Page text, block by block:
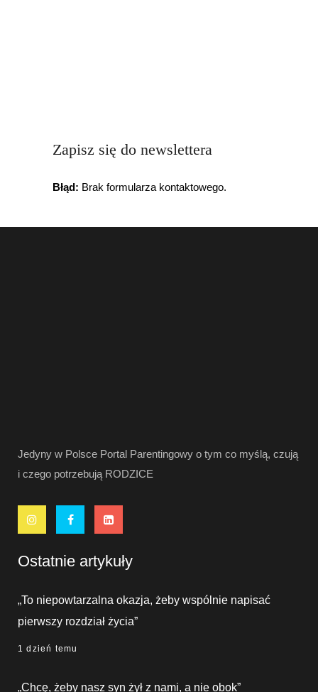
Zapisz się do newslettera
Błąd: Brak formularza kontaktowego.
Jedyny w Polsce Portal Parentingowy o tym co myślą, czują
i czego potrzebują RODZICE
Ostatnie artykuły
„To niepowtarzalna okazja, żeby wspólnie napisać
pierwszy rozdział życia”
1 dzień temu
„Chcę, żeby nasz syn żył z nami, a nie obok”